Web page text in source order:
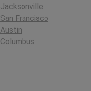
Jacksonville
San Francisco
Austin
Columbus